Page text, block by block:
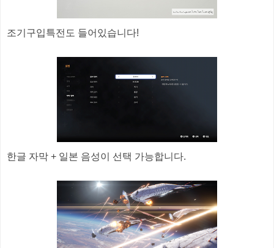
조기구입특전도 들어있습니다!
한글 자막 + 일본 음성이 선택 가능합니다.